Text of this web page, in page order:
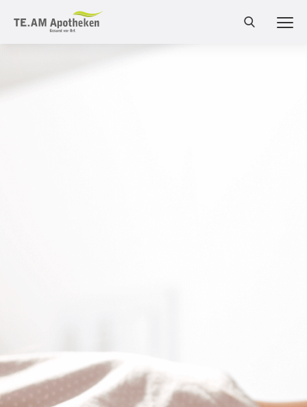
Cannabis Shop
Karriere
MENÜ